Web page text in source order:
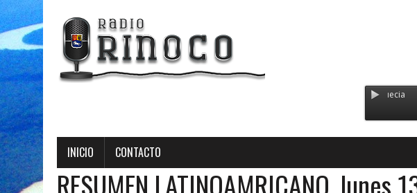
INICIO CONTACTO
RESUMEN LATINOAMRICANO, lunes